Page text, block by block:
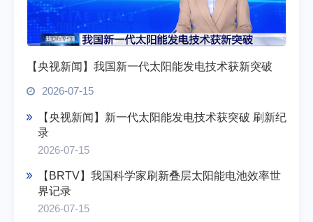
【央视新闻】我国新一代太阳能发电技术获新突破
2026-07-15
【央视新闻】新一代太阳能发电技术获突破 刷新纪
录
2026-07-15
【BRTV】我国科学家刷新叠层太阳能电池效率世
界记录
2026-07-15